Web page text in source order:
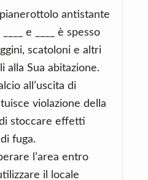
antistante
e ____ è spesso
scatoloni e altri
alla Sua abitazione.
all’uscita di
violazione della
stoccare effetti
fuga.
l’area entro
il locale